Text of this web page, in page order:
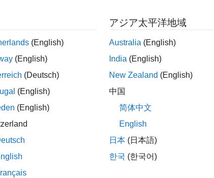
(English)
(English)
(Deutsch)
(English)
(English)
アジア太平洋地域
Australia (English)
India (English)
New Zealand (English)
中国
简体中文
English
日本 (日本語)
한국 (한국어)